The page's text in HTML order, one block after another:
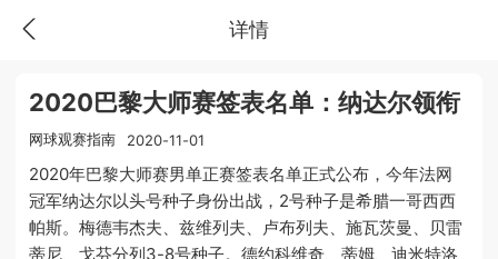
详情
2020巴黎大师赛签表名单：纳达尔领衔
网球观赛指南 2020-11-01
2020年巴黎大师赛男单正赛签表名单正式公布，今年法网
冠军纳达尔以头号种子身份出战，2号种子是希腊一哥西西
帕斯。梅德韦杰夫、兹维列夫、卢布列夫、施瓦茨曼、贝雷
蒂尼、戈芬分列3-8号种子。德约科维奇、蒂姆、迪米特洛